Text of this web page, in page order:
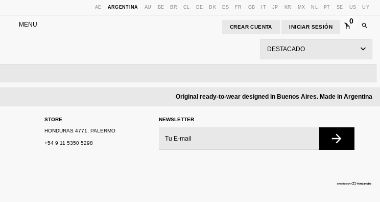
AE ARGENTINA AU BE BR CL DE DK ES FR GB IT JP KR MX NL PT SE US UY
MENU CREAR CUENTA INICIAR SESIÓN
0
Original ready-to-wear designed in Buenos Aires. Made in Argentina
STORE
HONDURAS 4771, PALERMO
+54 9 11 5350 5298
NEWSLETTER